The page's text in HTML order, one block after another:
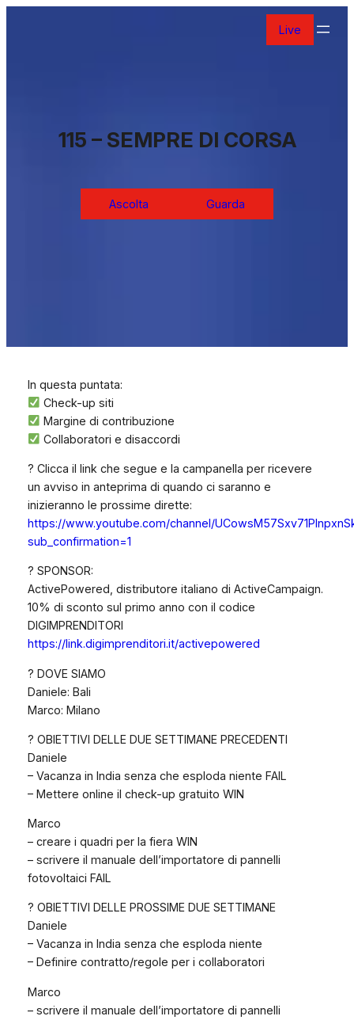
Live
115 – SEMPRE DI CORSA
Ascolta Guarda
In questa puntata:
Check-up siti
Margine di contribuzione
Collaboratori e disaccordi
? Clicca il link che segue e la campanella per ricevere
un avviso in anteprima di quando ci saranno e
inizieranno le prossime dirette:
https://www.youtube.com/channel/
sub_confirmation=1
? SPONSOR:
ActivePowered, distributore italiano di ActiveCampaign.
10% di sconto sul primo anno con il codice
DIGIMPRENDITORI
https://link.digimprenditori.it/activepowered
? DOVE SIAMO
Daniele: Bali
Marco: Milano
? OBIETTIVI DELLE DUE SETTIMANE PRECEDENTI
Daniele
– Vacanza in India senza che esploda niente FAIL
– Mettere online il check-up gratuito WIN
Marco
– creare i quadri per la fiera WIN
– scrivere il manuale dell’importatore di pannelli
fotovoltaici FAIL
? OBIETTIVI DELLE PROSSIME DUE SETTIMANE
Daniele
– Vacanza in India senza che esploda niente
– Definire contratto/regole per i collaboratori
Marco
– scrivere il manuale dell’importatore di pannelli